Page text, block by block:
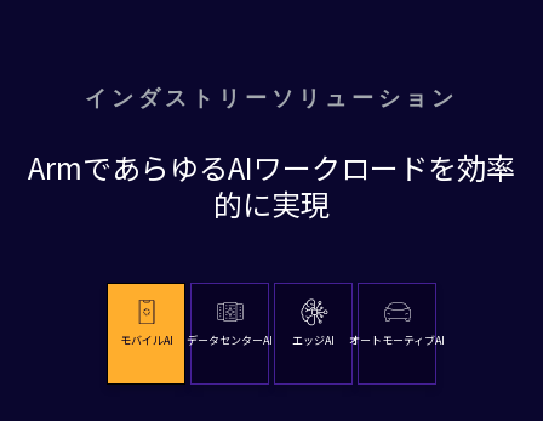
インダストリーソリューション
ArmであらゆるAIワークロードを効率
的に実現
モバイルAI データセンターAI エッジAI オートモーティブAI